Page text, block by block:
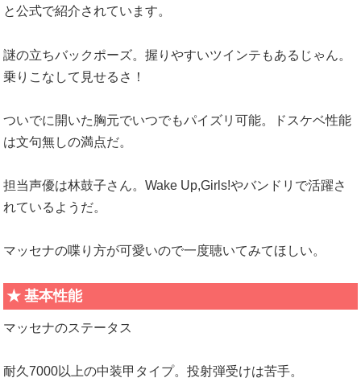
と公式で紹介されています。
謎の立ちバックポーズ。握りやすいツインテもあるじゃん。
乗りこなして見せるさ！
ついでに開いた胸元でいつでもパイズリ可能。ドスケベ性能
は文句無しの満点だ。
担当声優は林鼓子さん。Wake Up,Girls!やバンドリで活躍さ
れているようだ。
マッセナの喋り方が可愛いので一度聴いてみてほしい。
基本性能
マッセナのステータス
耐久7000以上の中装甲タイプ。投射弾受けは苦手。